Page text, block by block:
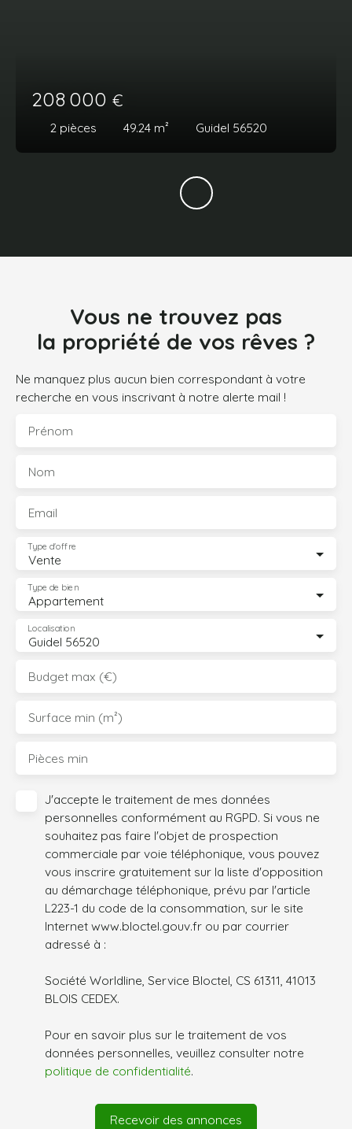
208 000 €
2 pièces 49.24 m² Guidel 56520
Vous ne trouvez pas
la propriété de vos rêves ?
Ne manquez plus aucun bien correspondant à votre
recherche en vous inscrivant à notre alerte mail !
Prénom
Nom
Email
Vente
Type d'offre
Appartement
Type de bien
Guidel 56520
Localisation
Budget max (€)
Surface min (m²)
Pièces min
J'accepte le traitement de mes données
personnelles conformément au RGPD. Si vous ne
souhaitez pas faire l'objet de prospection
commerciale par voie téléphonique, vous pouvez
vous inscrire gratuitement sur la liste d'opposition
au démarchage téléphonique, prévu par l'article
L223-1 du code de la consommation, sur le site
Internet www.bloctel.gouv.fr ou par courrier
adressé à :
Société Worldline, Service Bloctel, CS 61311, 41013
BLOIS CEDEX.
Pour en savoir plus sur le traitement de vos
données personnelles, veuillez consulter notre
politique de confidentialité.
Recevoir des annonces